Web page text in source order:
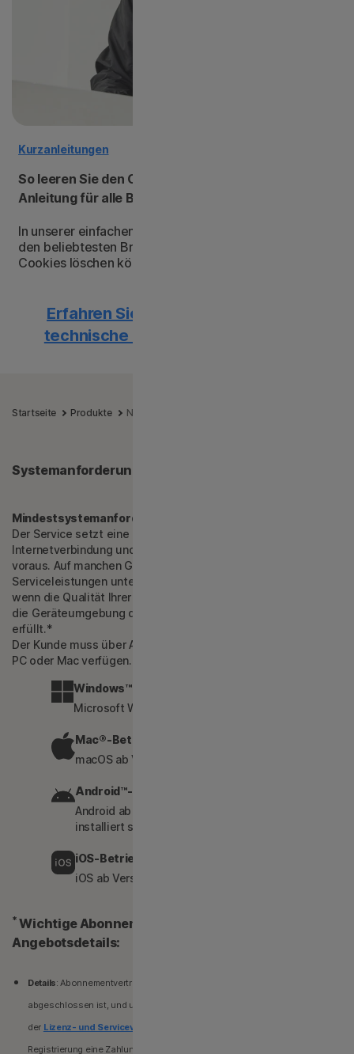
Kurzanleitungen
So leeren Sie den Cache und löschen Cookies: eine
Anleitung für alle Browser
In unserer einfachen Anleitung erfahren Sie, wie Sie in
den beliebtesten Browsern den Cache leeren und
Cookies löschen können.
Erfahren Sie mehr darüber, wie Sie
technische Probleme lösen können
Startseite Produkte Norton Ultimate Help Desk | IT-Hilfe auf Abruf
Systemanforderungen
Mindestsystemanforderungen
Der Service setzt eine Hochgeschwindigkeits-
Internetverbindung und folgende Systemanforderungen
voraus. Auf manchen Geräten ist die Bereitstellung von
Serviceleistungen unter Umständen nicht möglich, selbst
wenn die Qualität Ihrer Internetverbindung ausreichend ist und
die Geräteumgebung die erforderlichen Voraussetzungen
erfüllt.*
Der Kunde muss über Administratorrechte auf dem jeweiligen
PC oder Mac verfügen.
Windows™-Betriebssysteme
Microsoft Windows 7, 8, 10, 11 (alle Versionen)
Mac®-Betriebssysteme
macOS ab Version 10.15
Android™-Betriebssysteme
Android ab Version 7.0 (die Google Play-App muss
installiert sein)
iOS-Betriebssysteme
iOS ab Version 16
*Wichtige Abonnement-, Preis- und
Angebotsdetails:
Details: Abonnementverträge beginnen, wenn die Transaktion
abgeschlossen ist, und unterliegen unseren
der Lizenz- und Servicevereinbarung.
Registrierung eine Zahlungsmethode angegeben werden, über die die